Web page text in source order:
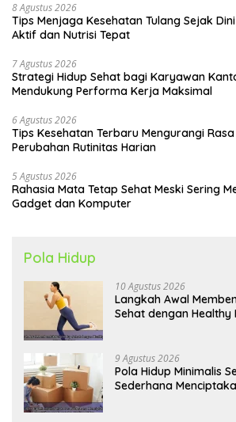
8 Agustus 2026
Tips Menjaga Kesehatan Tulang Sejak
Aktif dan Nutrisi Tepat
7 Agustus 2026
Strategi Hidup Sehat bagi Karyawan
Mendukung Performa Kerja Maksimal
6 Agustus 2026
Tips Kesehatan Terbaru Mengurangi
Perubahan Rutinitas Harian
5 Agustus 2026
Rahasia Mata Tetap Sehat Meski Sering
Gadget dan Komputer
Pola Hidup
10 Agustus 2026
Langkah Awal
Sehat dengan Healthy
9 Agustus 2026
Pola Hidup Minimalis
Sederhana